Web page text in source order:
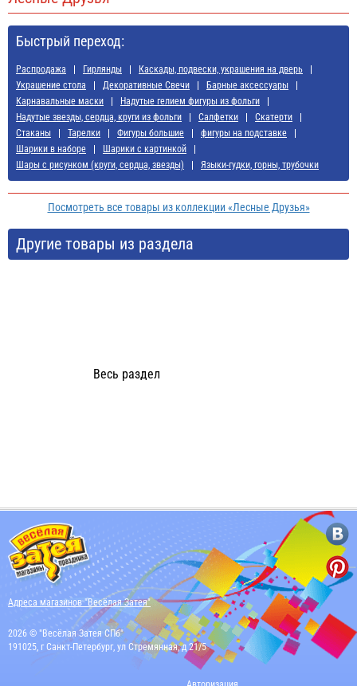
Быстрый переход:
Распродажа Гирлянды
Каскады, подвески, украшения на дверь
Украшение стола
Декоративные Свечи
Барные аксессуары
Карнавальные маски
Надутые гелием фигуры из фольги
Надутые звезды, сердца, круги из фольги
Салфетки
Скатерти
Стаканы
Тарелки Фигуры большие
фигуры на подставке
Шарики в наборе
Шарики с картинкой
Шары с рисунком (круги, сердца, звезды)
Языки-гудки, горны, трубочки
Посмотреть все товары из коллекции «Лесные Друзья»
Другие товары из раздела
Весь раздел
Адреса магазинов "Весёлая Затея"
2026 © "Весёлая Затея СПб"
191025, г Санкт-Петербург, ул Стремянная, д 21/5